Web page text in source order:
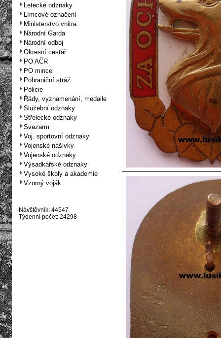
Letecké odznaky
Límcové označení
Ministerstvo vnitra
Národní Garda
Národní odboj
Okresní cestář
PO AČR
PO mince
Pohraniční stráž
Policie
Řády, vyznamenání, medaile
Služební odznaky
Střelecké odznaky
Svazarm
Voj. sportovní odznaky
Vojenské nášivky
Vojenské odznaky
Výsadkářské odznaky
Vysoké školy a akademie
Vzorný voják
Návštěvník: 44547
Týdenní počet: 24298